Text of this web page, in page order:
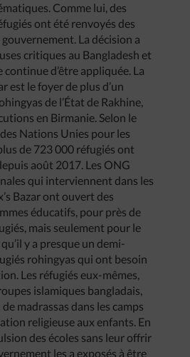
Comme lui, des
ont été renvoyés des
gouvernement. La décision a
critiques au Bangladesh et
continue d’être appliquée. La
est le foyer de plus d’un
de l’État de Rakhine,
en Birmanie. Selon le
Nations Unies pour les
de 723 000 réfugiés ont
août 2017. Les ONG
qui interviennent dans les
Bazar ont ouvert des
éducatifs, pour près de
mais seulement pour le
y a presque un demi-
rohingyas qui ont besoin
Les réfugiés eux-mêmes,
islamiques bangladais,
madrassas dans les camps
religieuse aux enfants. En
des écoles sans leur offrir
les a exposés à être